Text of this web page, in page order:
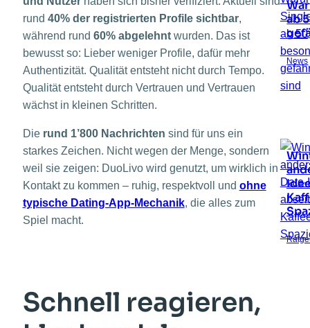
rund 40% der registrierten Profile sichtbar,
während rund 60% abgelehntwurden. Das ist
bewusst so: Lieber weniger Profile, dafür mehr
Authentizität. Qualität entsteht nicht durch Tempo.
Qualität entsteht durch Vertrauen und Vertrauen
wächst in kleinen Schritten.
Die rund 1’800 Nachrichten sind für uns ein
starkes Zeichen. Nicht wegen der Menge, sondern
weil sie zeigen: DuoLivo wird genutzt, um wirklich in
Kontakt zu kommen – ruhig, respektvoll und ohne
typische Dating-App-Mechanik, die alles zum
Spiel macht.
Schnell reagieren,
ab
News